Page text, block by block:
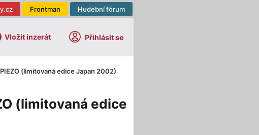
Hudební fórum
Frontman
Vložit inzerát Přihlásit se
(limitovaná edice Japan 2002)
(limitovaná edice